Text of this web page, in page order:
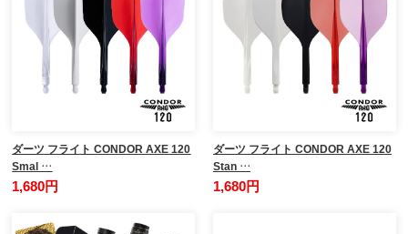
ダーツ フライト CONDOR AXE 120
Smal …
1,680円
ダーツ フライト CONDOR AXE 120
Stan …
1,680円